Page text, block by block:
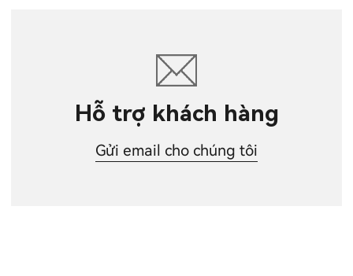
Hỗ trợ khách hàng
Gửi email cho chúng tôi